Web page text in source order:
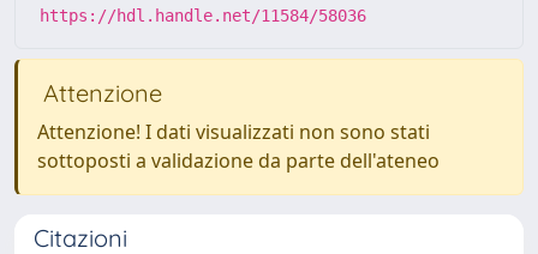
https://hdl.handle.net/11584/58036
Attenzione
Attenzione! I dati visualizzati non sono stati
sottoposti a validazione da parte dell'ateneo
Citazioni